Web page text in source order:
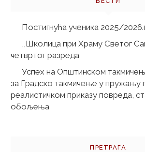
Постигнућа ученика 2025/
,,Школица при Храму Светог
четвртог разреда
Успех на Општинском
за Градско такмичење у пружању
реалистичком приказу повреда,
обољења
ПРЕТРАГА